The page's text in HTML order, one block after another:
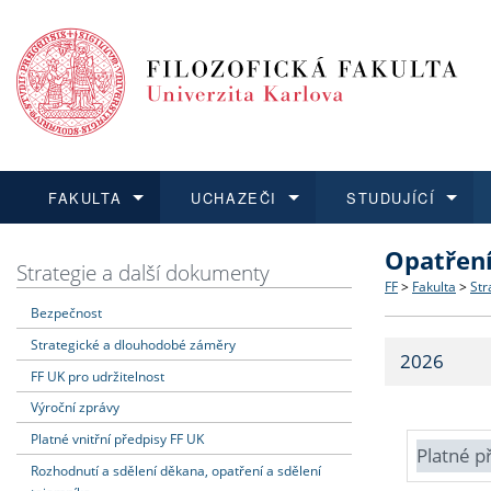
FAKULTA
Dozvědět se více
Struktura
Strategie
Fakultní
UCHAZEČI
Podat přihlášku
Co
Učitelské
STUDUJÍCÍ
Dozvědět se více
Dozvědět se více
O vědě a
Dozvědět se více
Aktuální
Strategie a další dokumenty
Bezpečnost
Strategické a dlouhodobé záměry
FF UK pro udržitelnost
Výroční zprávy
Platné vnitřní předpisy FF UK
Rozhodnutí a sdělení děkana, opatření a sdělení
FF > Fakulta >
2026
Platné